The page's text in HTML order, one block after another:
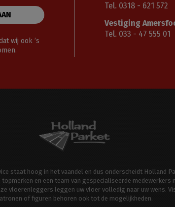
wij ook ’s
Tel. 0318 - 621 572
Vestiging
Tel. 033 - 47 555 01
staat hoog in het vaandel en dus onderscheidt Holland
en een team van gespecialiseerde medewerkers
vloerenleggers leggen uw vloer volledig naar uw wens.
of figuren behoren ook tot de mogelijkheden.